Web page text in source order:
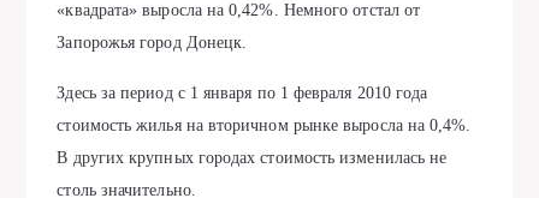
«квадрата» выросла на 0,42%. Немного отстал от
Запорожья город Донецк.
Здесь за период с 1 января по 1 февраля 2010 года
стоимость жилья на вторичном рынке выросла на 0,4%.
В других крупных городах стоимость изменилась не
столь значительно.